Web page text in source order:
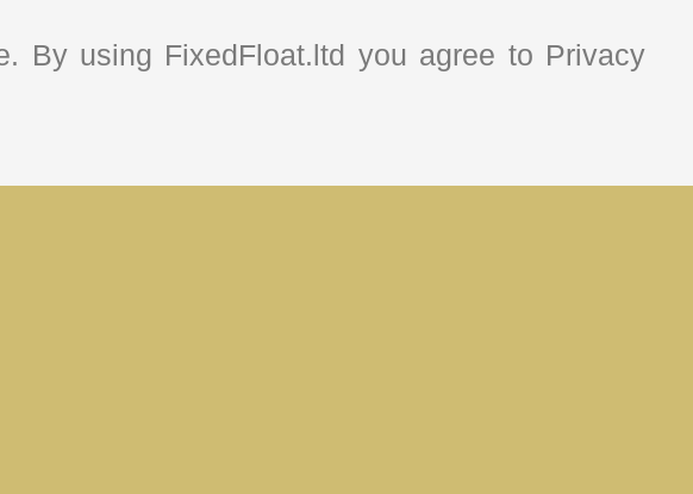
By using FixedFloat.ltd you agree to Privacy